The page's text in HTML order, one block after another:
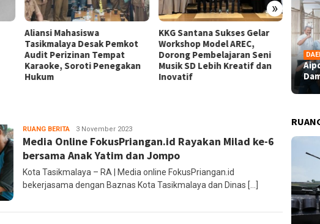
»
Aliansi Mahasiswa
Tasikmalaya Desak Pemkot
Audit Perizinan Tempat
Karaoke, Soroti Penegakan
Hukum
KKG Santana Sukses Gelar
Workshop Model AREC,
Dorong Pembelajaran Seni
Musik SD Lebih Kreatif dan
Inovatif
Aipda
RUANG BERITA Ruang
Editor
3 November 2023
Media Online FokusPriangan.id Rayakan Milad ke-6
bersama Anak Yatim dan Jompo
Kota Tasikmalaya – RA | Media online FokusPriangan.id
bekerjasama dengan Baznas Kota Tasikmalaya dan Dinas […]